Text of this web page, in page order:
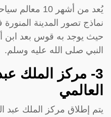
يُعد من أشهر
نماذج تصور المدينة
حيث يوجد به قوس بعد ابن
النبي صلى الله عليه وسلم.
3- مركز الملك
العالمي
يتم إطلاق مركز الملك عبد